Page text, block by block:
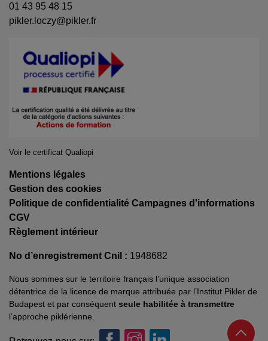
01 43 95 48 15
pikler.loczy@pikler.fr
Voir le certificat Qualiopi
Mentions légales
Gestion des cookies
Politique de confidentialité Campagnes d'informations
CGV
Règlement intérieur
No d’enregistrement Cnil : 1948682
Nous sommes sur le territoire français l’unique association
détentrice de la licence de marque attribuée par l’Institut Pikler de
Budapest et par conséquent seule habilitée à transmettre
l’approche piklérienne.